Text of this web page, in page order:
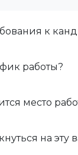
к
работы?
место
на эту